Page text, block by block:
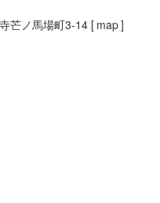
芒ノ馬場町3-14 [map]